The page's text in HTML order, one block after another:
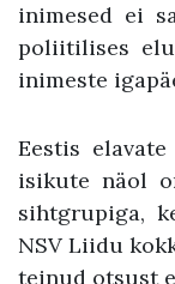
inimesed ei
poliitilises
inimeste
Eestis
isikute näol
sihtgrupiga,
NSV Liidu
teinud otsust